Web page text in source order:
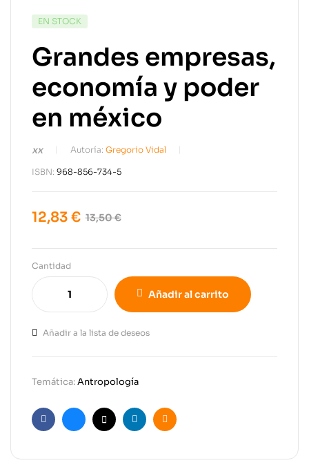
EN STOCK
Grandes empresas,
economía y poder
en méxico
xx Autoría: Gregorio Vidal
ISBN: 968-856-734-5
13,50€
12,83 €
Cantidad
Añadir al carrito
Añadir a la lista de deseos
Temática:Antropología
FacebookBluesky
X Linkedin
Email